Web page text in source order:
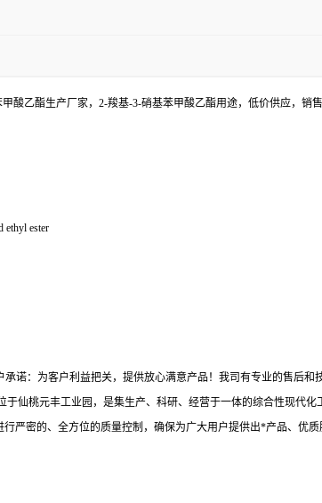
酸乙酯生产厂家，2-羧基-3-硝基苯甲酸乙酯用途，低价供应，销
ethyl ester
：为客户利益把关，提供放心满意产品！我司有专业的售后和
仙桃元丰工业园，是集生产、科研、经营于一体的综合性现代化
严密的、全方位的质量控制，确保为广大用户提供出*产品、优质